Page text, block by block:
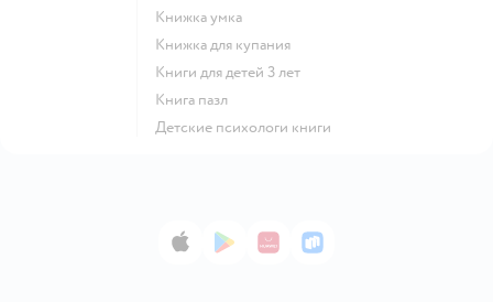
книжка умка
книжка для купания
книги для детей 3 лет
книга пазл
детские психологи книги
App StoreGoogle Play
AppGallery
RuStore